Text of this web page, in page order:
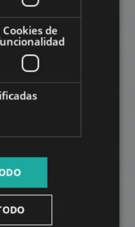
Cookies de